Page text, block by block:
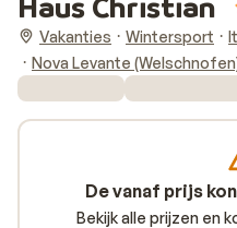
Vakanties Wintersport
Nova Levante
De vanaf prijs
Bekijk alle prijzen en